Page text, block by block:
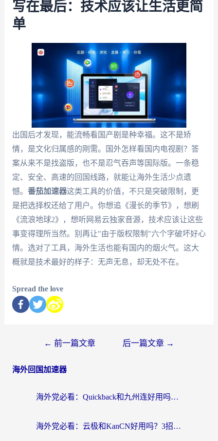
写在最后：技术应该让生活更简
单
出国后才发现，能流畅看国产剧是种幸福。这不是矫
情，是文化归属感的刚需。国外怎样看国内电视剧？答
案从来不是找盗版，也不是忍气吞声等国际版。一条稳
定、安全、高速的回国线路，就能让海外生活少点遗
憾。 番茄加速器这类工具的价值，不只是突破限制，更
是把选择权还给了用户。你想追《漫长的季节》，想刷
《流浪地球2》，想听网易云独家音源，技术应该让这些
事变得理所当然。别再让"由于版权限制"六个字破坏好心
情。选对了工具，海外生活也能有国内的烟火气。这大
概就是技术最好的样子：无声无息，却无处不在。
Spread the love
← 前一篇文章 后一篇文章 →
海外回国加速器
海外党必看：Quickback和九州连好用吗？3步选对回国加速器实现无缝刷国内资源
海外党必看：云极和KanCN好用吗？3招教你选对回国加速器（附免费VPN避坑指南）